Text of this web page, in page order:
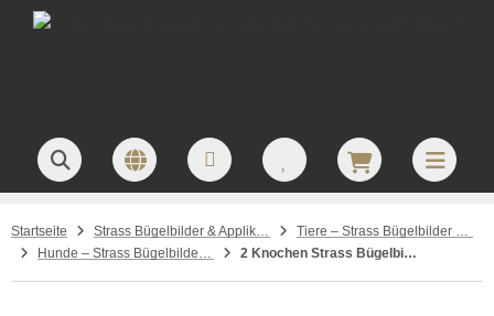
Startseite Strass Bügelbilder & Applikationen zum Aufbügeln
Tiere – Strass Bügelbilder & Motive
Hunde – Strass Bügelbilder & Hundemotive
2 Knochen Strass Bügelbilder 2 Kaukochen Hund Hundedecke 110822